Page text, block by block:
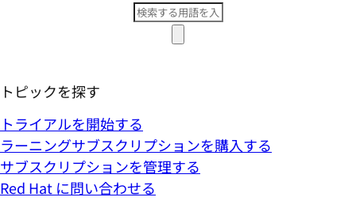
トピックを探す
トライアルを開始する
ラーニングサブスクリプションを購入する
サブスクリプションを管理する
Red Hat に問い合わせる